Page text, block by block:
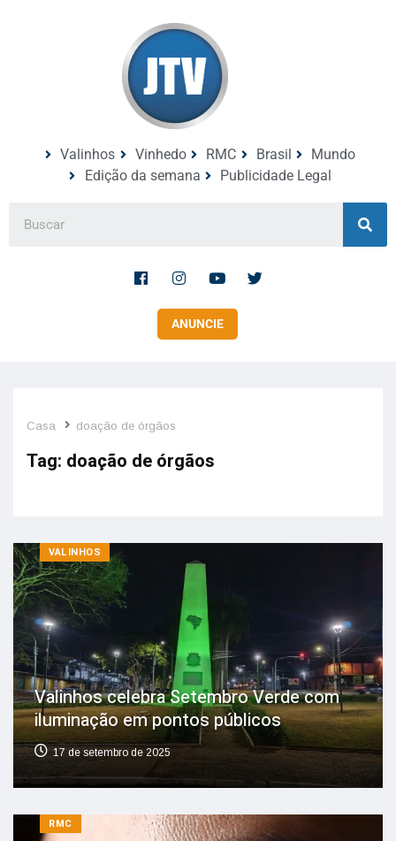
Valinhos Vinhedo RMC Brasil
Mundo
Edição da semana
Publicidade Legal
ANUNCIE
Casa doação de órgãos
Tag: doação de órgãos
VALINHOS
Valinhos celebra Setembro Verde com
iluminação em pontos públicos
17 de setembro de 2025
RMC